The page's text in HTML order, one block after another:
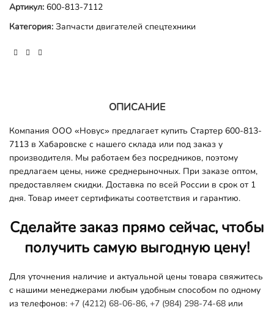
Артикул: 600-813-7112
Категория: Запчасти двигателей спецтехники
ОПИСАНИЕ
Компания ООО «Новус» предлагает купить Стартер 600-813-
7113 в Хабаровске с нашего склада или под заказ у
производителя. Мы работаем без посредников, поэтому
предлагаем цены, ниже среднерыночных. При заказе оптом,
предоставляем скидки. Доставка по всей России в срок от 1
дня. Товар имеет сертификаты соответствия и гарантию.
Сделайте заказ прямо сейчас, чтобы
получить самую выгодную цену!
Для уточнения наличие и актуальной цены товара свяжитесь
с нашими менеджерами любым удобным способом по одному
из телефонов: +7 (4212) 68-06-86, +7 (984) 298-74-68 или